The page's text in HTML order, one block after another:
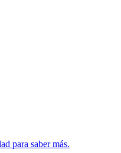
para saber más.